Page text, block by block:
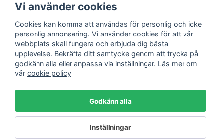
Mitt konto
Logga in
Registrera dig
Glömt lösenord?
Följ oss
Facebook
Instagram
Betala enkelt Vi levererar med
Powered by Nyehandel AB
Vi använder cookies
Cookies kan komma att användas för personlig och icke
personlig annonsering. Vi använder cookies för att vår
webbplats skall fungera och erbjuda dig bästa
upplevelse. Bekräfta ditt samtycke genom att trycka på
godkänn alla eller anpassa via inställningar. Läs mer om
vår cookie policy
Godkänn alla
Inställningar